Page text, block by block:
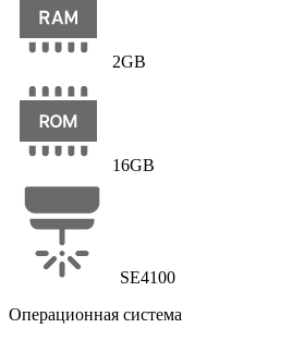
2GB
16GB
SE4100
Операционная система